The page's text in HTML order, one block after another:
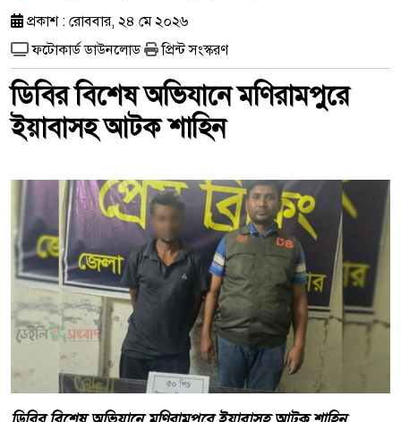
প্রকাশ : রোববার, ২৪ মে ২০২৬
ফটোকার্ড ডাউনলোড
প্রিন্ট সংস্করণ
ডিবির বিশেষ অভিযানে মণিরামপুরে
ইয়াবাসহ আটক শাহিন